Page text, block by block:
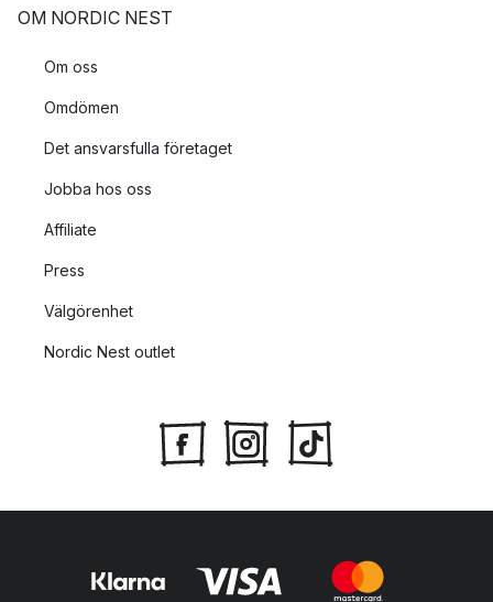
OM NORDIC NEST
Om oss
Omdömen
Det ansvarsfulla företaget
Jobba hos oss
Affiliate
Press
Välgörenhet
Nordic Nest outlet